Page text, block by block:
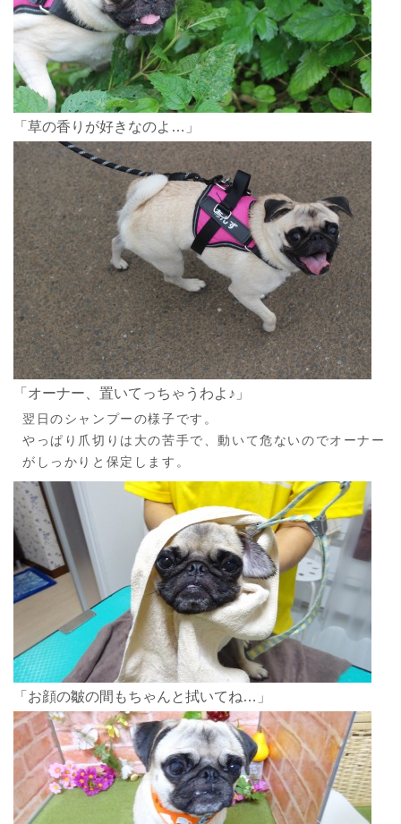
「草の香りが好きなのよ…」
「オーナー、置いてっちゃうわよ♪」
翌日のシャンプーの様子です。
やっぱり爪切りは大の苦手で、動いて危ないのでオーナー
がしっかりと保定します。
「お顔の皺の間もちゃんと拭いてね…」